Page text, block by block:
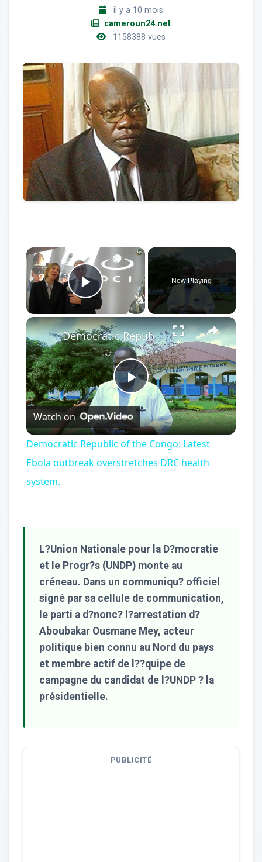
il y a 10 mois
cameroun24.net
1158388 vues
×
Play Video
Now Playing
×
Play
Video
Democratic Republic of the Congo: Latest Ebola outbreak overstretches DRC health system.
Watch on
Democratic Republic of the Congo: Latest
Ebola outbreak overstretches DRC health
system.
L?Union Nationale pour la D?mocratie
et le Progr?s (UNDP) monte au
créneau. Dans un communiqu? officiel
signé par sa cellule de communication,
le parti a d?nonc? l?arrestation d?
Aboubakar Ousmane Mey, acteur
politique bien connu au Nord du pays
et membre actif de l??quipe de
campagne du candidat de l?UNDP ? la
présidentielle.
PUBLICITÉ